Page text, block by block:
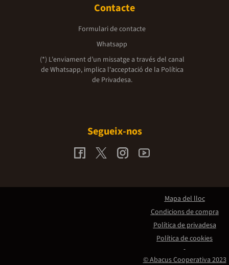
Contacte
Formulari de contacte
Whatsapp
(*) L'enviament d’un missatge a través del canal
de Whatsapp, implica l'acceptació de la Política
de Privadesa.
Segueix-nos
© Abacus Cooperativa 2023
Mapa del lloc
Condicions de compra
Política de privadesa
Política de cookies